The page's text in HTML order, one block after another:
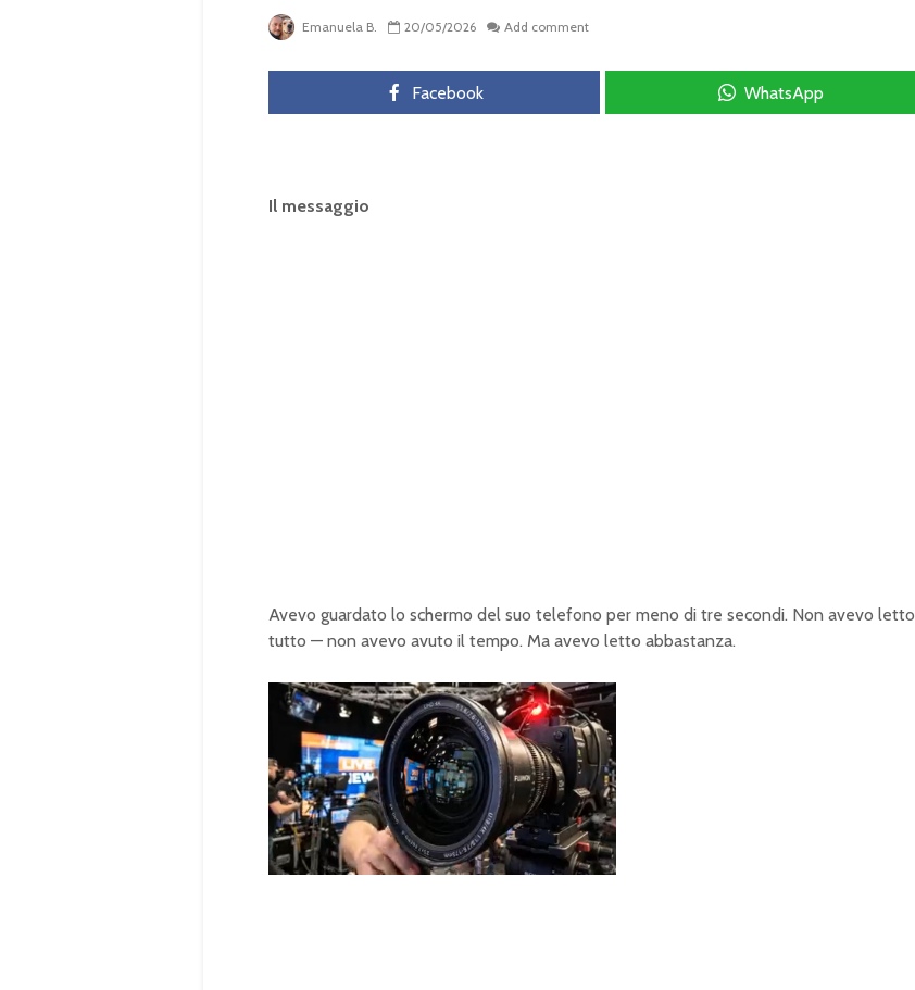
Emanuela B. 20/05/2026 Add comment
Facebook WhatsApp
Il messaggio
Avevo guardato lo schermo del suo telefono per meno di tre secondi. Non avevo letto
tutto — non avevo avuto il tempo. Ma avevo letto abbastanza.
U
n
m
L
o